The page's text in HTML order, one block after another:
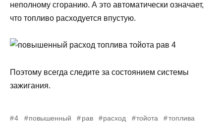
неполному сгоранию. А это автоматически означает,
что топливо расходуется впустую.
Поэтому всегда следите за состоянием системы
зажигания.
4 повышенный рав расход тойота топлива